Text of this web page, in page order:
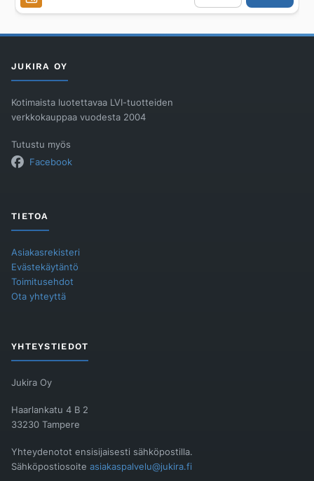
PIPE
AISI316
JUKIRA OY
Kotimaista luotettavaa LVI-tuotteiden
verkkokauppaa vuodesta 2004
Tutustu myös
Facebook
TIETOA
Asiakasrekisteri
Evästekäytäntö
Toimitusehdot
Ota yhteyttä
YHTEYSTIEDOT
Jukira Oy
Haarlankatu 4 B 2
33230 Tampere
Yhteydenotot ensisijaisesti sähköpostilla.
Sähköpostiosoite asiakaspalvelu@jukira.fi